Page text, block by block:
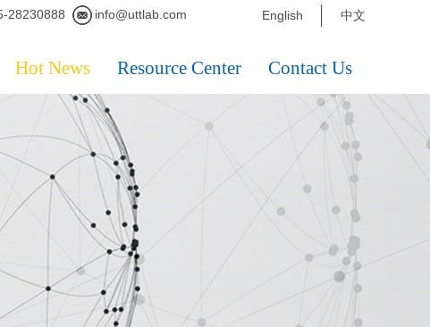
28230888 info@uttlab.com English 中文
Hot News Resource Center Contact Us